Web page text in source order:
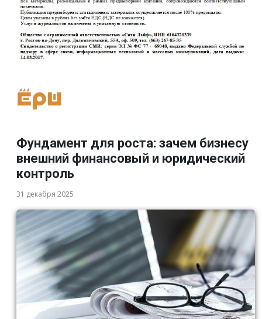
Фундамент для роста: зачем бизнесу
внешний финансовый и юридический
контроль
31 декабря 2025